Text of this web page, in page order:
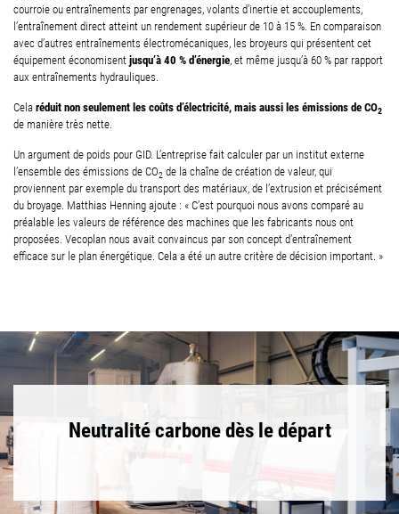
courroie ou entraînements par engrenages, volants d’inertie et accouplements,
l’entraînement direct atteint un rendement supérieur de 10 à 15 %. En comparaison
avec d’autres entraînements électromécaniques, les broyeurs qui présentent cet
équipement économisent jusqu’à 40 % d’énergie, et même jusqu’à 60 % par rapport
aux entraînements hydrauliques.
Cela réduit non seulement les coûts d’électricité, mais aussi les émissions de CO2
de manière très nette.
Un argument de poids pour GID. L’entreprise fait calculer par un institut externe
l’ensemble des émissions de CO2 de la chaîne de création de valeur, qui
proviennent par exemple du transport des matériaux, de l’extrusion et précisément
du broyage. Matthias Henning ajoute : « C’est pourquoi nous avons comparé au
préalable les valeurs de référence des machines que les fabricants nous ont
proposées. Vecoplan nous avait convaincus par son concept d’entraînement
efficace sur le plan énergétique. Cela a été un autre critère de décision important. »
Neutralité carbone dès le départ